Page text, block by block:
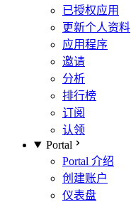
已授权应用
更新个人资料
应用程序
邀请
分析
排行榜
订阅
认领
Portal
Portal 介绍
创建账户
仪表盘